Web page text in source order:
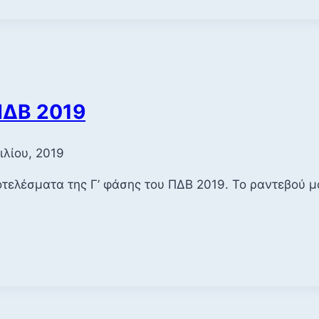
2019
2019
της Γ’ φάσης του ΠΔΒ 2019. Το ραντεβού